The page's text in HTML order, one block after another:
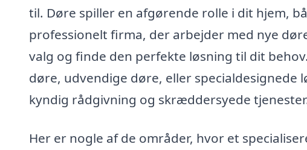
til. Døre spiller en afgørende rolle i dit hjem,
professionelt firma, der arbejder med nye
valg og finde den perfekte løsning til dit
døre, udvendige døre, eller specialdesignede
kyndig rådgivning og skræddersyede
Her er nogle af de områder, hvor et